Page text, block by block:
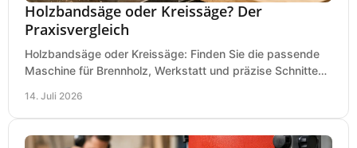
Holzbandsäge oder Kreissäge? Der
Praxisvergleich
Holzbandsäge oder Kreissäge: Finden Sie die passende
Maschine für Brennholz, Werkstatt und präzise Schnitte
14. Juli 2026